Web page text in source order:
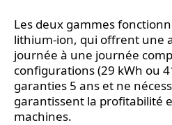
Les deux gammes
lithium-ion, qui offrent une
journée à une journée
configurations (29 kWh ou
garanties 5 ans et ne
garantissent la profitabilité
machines.